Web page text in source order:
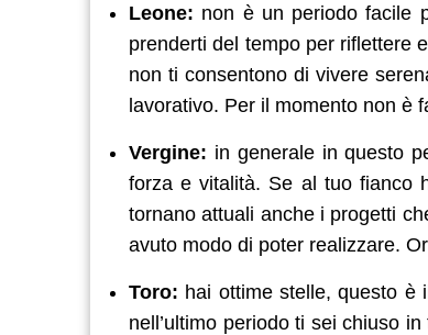
Leone: non è un periodo facile
prenderti del tempo per riflettere
non ti consentono di vivere
lavorativo. Per il momento non è
Vergine: in generale in questo
forza e vitalità. Se al tuo fianco
tornano attuali anche i progetti
avuto modo di poter realizzare.
Toro: hai ottime stelle, questo è
nell’ultimo periodo ti sei chiuso